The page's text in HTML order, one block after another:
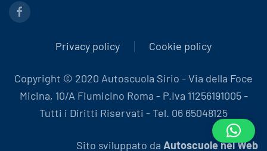
Privacy policy Cookie policy
Copyright © 2020 Autoscuola Sirio - Via della Foce
Micina, 10/A Fiumicino Roma - P.Iva 11256191005 -
Tutti i Diritti Riservati - Tel. 06 65048125
Sito sviluppato da Autoscuole nel Web